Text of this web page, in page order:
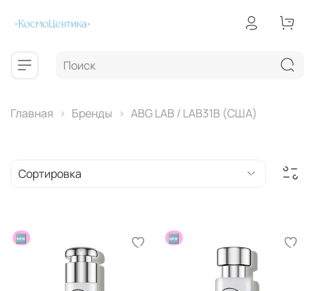
Главная Бренды ABG LAB / LAB31B (США)
🆕 🆕